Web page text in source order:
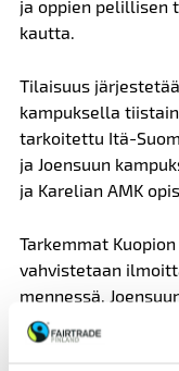
ja oppien pelillisen
kautta.
Tilaisuus
kampuksella
tarkoitettu Itä-
ja Joensuun
ja Karelian AMK
Tarkemmat
vahvistetaan
mennessä.
tapahtumaan